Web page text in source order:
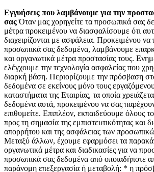
Εγγυήσεις που λαμβάνουμε για την
σαςΌταν μας χορηγείτε τα προσωπικά σας
μέτρα προκειμένου να διασφαλίσουμε ότι
διαχειρίζονται με ασφάλεια. Προκειμένου
προσωπικά σας δεδομένα, λαμβάνουμε
και οργανωτικά μέτρα προστασίας τους.
ελέγχουμε την τεχνολογία ασφαλείας που
διαρκή βάση. Περιορίζουμε την πρόσβαση
δεδομένα σε εκείνους μόνο τους
καταστήματα της Εταιρίας, τα οποία
δεδομένα αυτά, προκειμένου να σας
επιθυμείτε. Επιπλέον, εκπαιδεύουμε όλους
προς τη σημασία της εμπιστευτικότητας και
απορρήτου και της ασφάλειας των
Μεταξύ άλλων, έχουμε εφαρμόσει τα
οργανωτικά μέτρα και διαδικασίες για να
προσωπικά σας δεδομένα από οποιαδήποτε
παράνομη επεξεργασία ή μεταβολή: * η